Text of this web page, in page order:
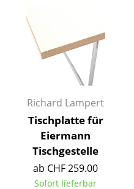
Richard Lampert
Tischplatte für
Eiermann
Tischgestelle
ab CHF 259.00
Sofort lieferbar